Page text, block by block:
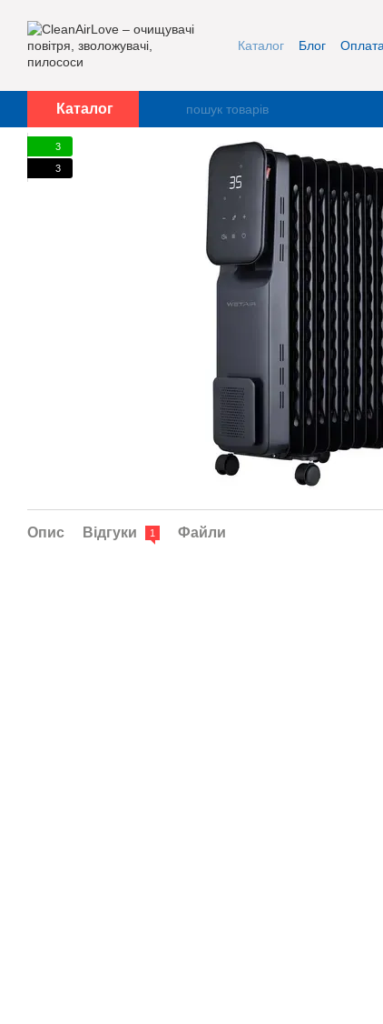
Каталог Блог
Каталог
3
3
Опис Відгуки 1 Файли